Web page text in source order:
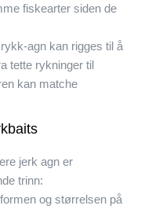
fiskearter siden de
agn kan rigges til å
tette rykninger til
kan matche
jerk agn er
trinn:
og størrelsen på